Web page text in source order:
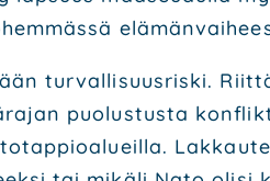
tur­val­li­suus­ris­ki.
puo­lus­tus­ta